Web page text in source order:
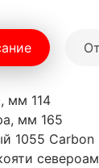
мм 114
мм 165
1055 Carbon